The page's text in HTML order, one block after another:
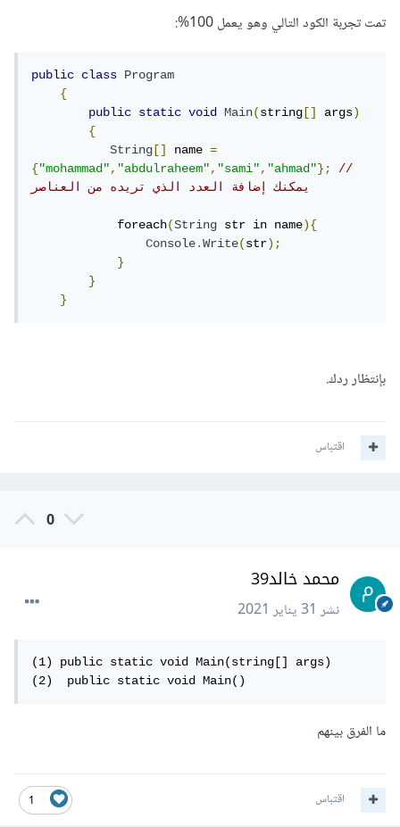
تمت تجربة الكود التالي وهو يعمل 100%:
public class
Program
{
public
static void Main(string [] args)
{
String [] name =
{"mohammad","abdulraheem","sami","ahmad"};
//
            foreach
(String str in name){
Console.Write(str);
}
}
}
بإنتظار ردك.
اقتباس
0
محمد خالد39
نشر31 يناير 2021
(1) public static void Main(string[] args)
(2)  public static void Main()
ما الفرق بينهم
1 اقتباس